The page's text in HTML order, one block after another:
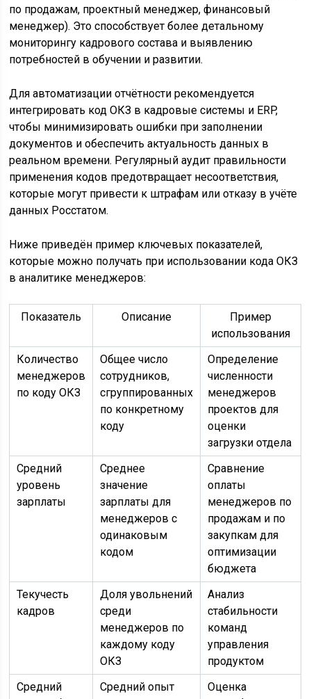
по продажам, проектный менеджер, финансовый
менеджер). Это способствует более детальному
мониторингу кадрового состава и выявлению
потребностей в обучении и развитии.
Для автоматизации отчётности рекомендуется
интегрировать код ОКЗ в кадровые системы и ERP,
чтобы минимизировать ошибки при заполнении
документов и обеспечить актуальность данных в
реальном времени. Регулярный аудит правильности
применения кодов предотвращает несоответствия,
которые могут привести к штрафам или отказу в учёте
данных Росстатом.
Ниже приведён пример ключевых показателей,
которые можно получать при использовании кода ОКЗ
в аналитике менеджеров:
Показатель Описание
Пример
использования
Количество
менеджеров
по коду ОКЗ
Общее число
сотрудников,
сгруппированных
по конкретному
коду
Определение
численности
менеджеров
проектов для
оценки
загрузки отдела
Средний
уровень
зарплаты
Среднее
значение
зарплаты для
менеджеров с
одинаковым
кодом
Сравнение
оплаты
менеджеров по
продажам и по
закупкам для
оптимизации
бюджета
Текучесть
кадров
Доля увольнений
среди
менеджеров по
каждому коду
ОКЗ
Анализ
стабильности
команд
управления
продуктом
Средний
Средний опыт
Оценка